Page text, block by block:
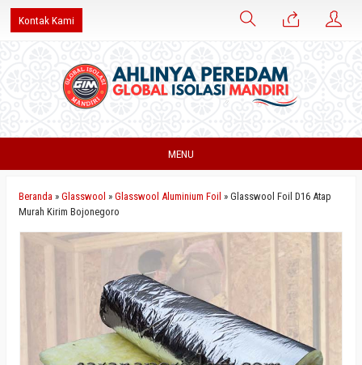
Kontak Kami
MENU
Beranda » Glasswool » Glasswool Aluminium Foil » Glasswool Foil D16 Atap
Murah Kirim Bojonegoro